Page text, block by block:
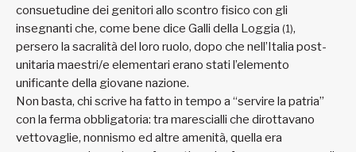
consuetudine dei genitori allo scontro fisico con gli
insegnanti che, come bene dice Galli della Loggia (1),
persero la sacralità del loro ruolo, dopo che nell’Italia post-
unitaria maestri/e elementari erano stati l’elemento
unificante della giovane nazione.
Non basta, chi scrive ha fatto in tempo a “servire la patria”
con la ferma obbligatoria: tra marescialli che dirottavano
vettovaglie, nonnismo ed altre amenità, quella era